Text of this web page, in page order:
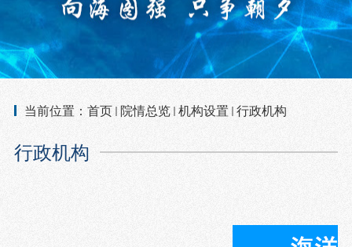
当前位置： 首页 院情总览 机构设置 行政机构
行政机构